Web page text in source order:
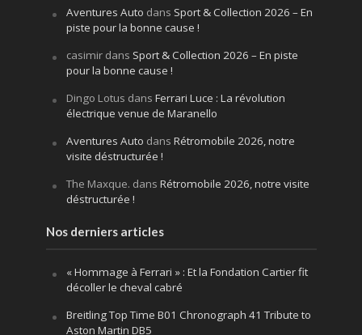
Aventures Auto dans Sport & Collection 2026 – En
piste pour la bonne cause !
casimirdans Sport & Collection 2026 – En piste
pour la bonne cause !
Dingo Lotus dans Ferrari Luce : La révolution
électrique venue de Maranello
Aventures Auto dans Rétromobile 2026, notre
visite déstructurée !
The Maxque. dans Rétromobile 2026, notre visite
déstructurée !
Nos derniers articles
« Hommage à Ferrari » : Et la Fondation Cartier fit
décoller le cheval cabré
Breitling Top Time B01 Chronograph 41 Tribute to
Aston Martin DB5